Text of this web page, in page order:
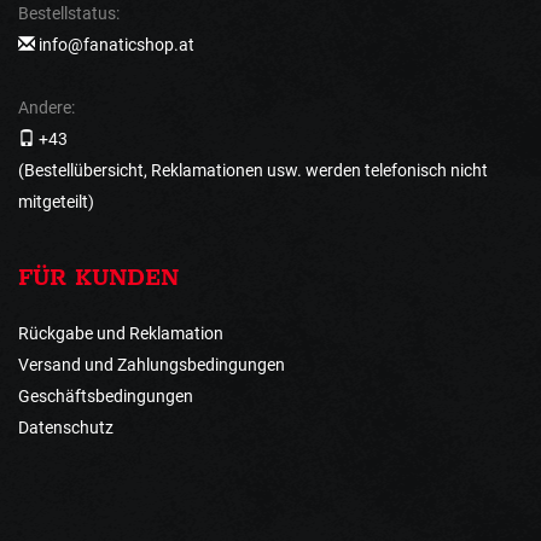
Bestellstatus:
info@fanaticshop.at
Andere:
+43
(Bestellübersicht, Reklamationen usw. werden telefonisch nicht
mitgeteilt)
FÜR KUNDEN
Rückgabe und Reklamation
Versand und Zahlungsbedingungen
Geschäftsbedingungen
Datenschutz